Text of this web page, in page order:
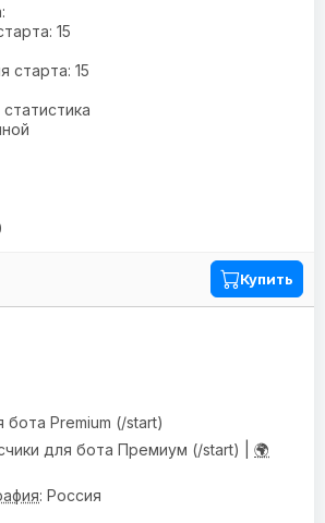
15
старта: 15
Купить
Premium (/start)
для бота Премиум (/start) | 🌍
: Россия